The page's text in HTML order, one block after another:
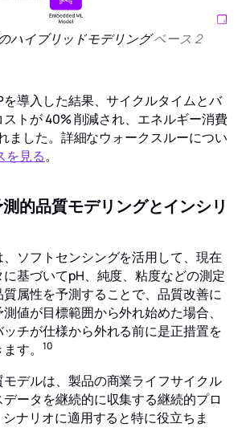
ハイブリッドモデリングベース 2
導入した結果、サイクルタイムとバ
トが 40% 削減され、エネルギー消費
ました。詳細なウォークスルーについ
を見る。
的品質モデリングとインシリ
ソフトセンシングを活用して、現在
基づいてpH、純度、粘度などの測定
属性を予測することで、品質改善に
値が目標範囲から外れ始めた場合、
チが仕様から外れる前に是正措置を
す。
10
モデルは、製品の商業ライフサイクル
ータを継続的に収集する継続的プロ
ナリオに適用すると特に役立ちま